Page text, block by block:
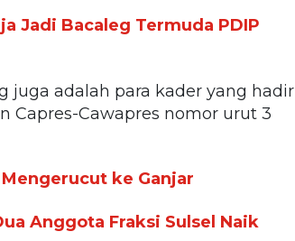
Jadi Bacaleg Termuda PDIP
juga adalah para kader yang hadir
Capres-Cawapres nomor urut 3
ke Ganjar
Anggota Fraksi Sulsel Naik